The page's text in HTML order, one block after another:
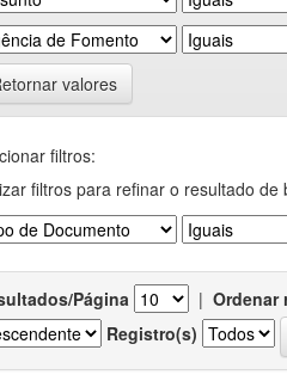
valores
filtros:
filtros para refinar o resultado de
Página | Ordenar
Registro(s)